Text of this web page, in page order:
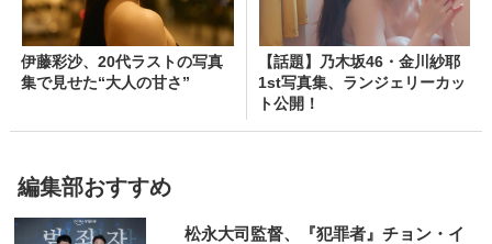
伊藤彩沙、20代ラストの写真
集で見せた“大人の甘さ”
【話題】乃木坂46・金川紗耶
1st写真集、ランジェリーカッ
ト公開！
編集部おすすめ
松永大司監督、『犯罪者』チョン・イ